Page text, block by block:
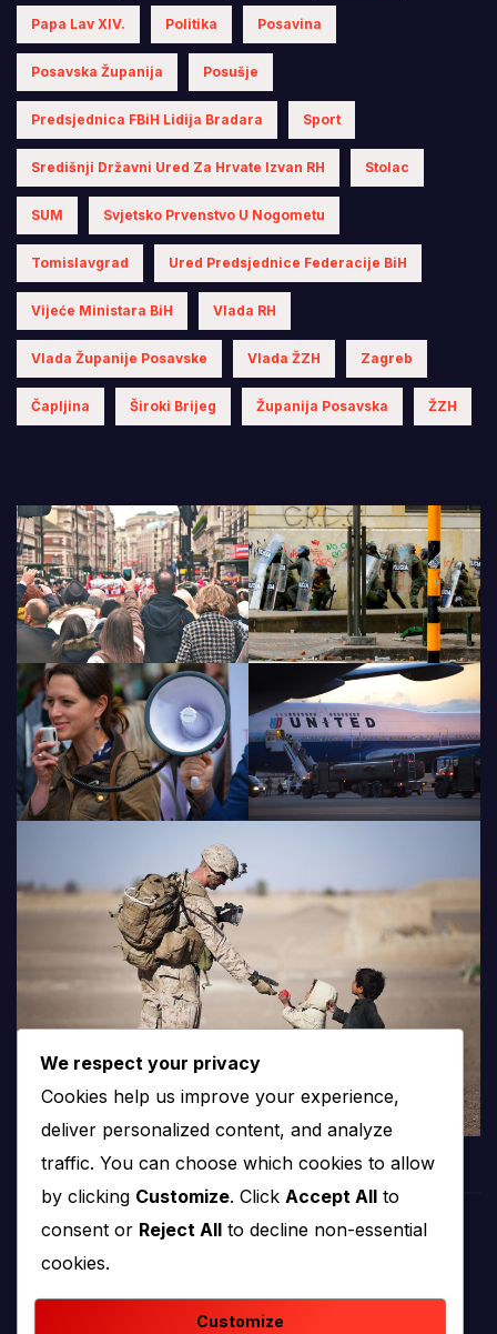
Papa Lav XIV. Politika Posavina
Posavska Županija Posušje
Predsjednica FBiH Lidija Bradara Sport
Središnji Državni Ured Za Hrvate Izvan RH Stolac
SUM Svjetsko Prvenstvo U Nogometu
Tomislavgrad Ured Predsjednice Federacije BiH
Vijeće Ministara BiH Vlada RH
Vlada Županije Posavske Vlada ŽZH Zagreb
Čapljina Široki Brijeg Županija Posavska ŽZH
produkcija i emitiranje tv programa
We respect your privacy
Cookies help us improve your experience,
deliver personalized content, and analyze
traffic. You can choose which cookies to allow
by clicking Customize. Click Accept All to
consent or Reject All to decline non-essential
cookies.
Customize